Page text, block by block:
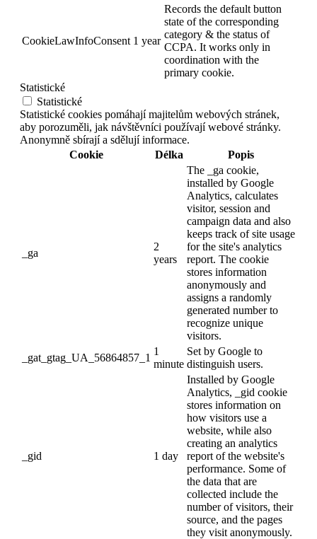
CookieLawInfoConsent 1 year
Records the default button
state of the corresponding
category & the status of
CCPA. It works only in
coordination with the
primary cookie.
Statistické
Statistické
Statistické cookies pomáhají majitelům webových stránek,
aby porozuměli, jak návštěvníci používají webové stránky.
Anonymně sbírají a sdělují informace.
Cookie
Délka Popis
_ga
2
years
The _ga cookie,
installed by Google
Analytics, calculates
visitor, session and
campaign data and also
keeps track of site usage
for the site's analytics
report. The cookie
stores information
anonymously and
assigns a randomly
generated number to
recognize unique
visitors.
_gat_gtag_UA_56864857_1
1
minute
Set by Google to
distinguish users.
_gid 1 day
Installed by Google
Analytics, _gid cookie
stores information on
how visitors use a
website, while also
creating an analytics
report of the website's
performance. Some of
the data that are
collected include the
number of visitors, their
source, and the pages
they visit anonymously.